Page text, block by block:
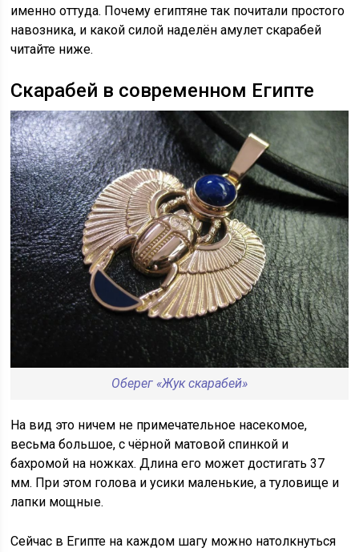
именно оттуда. Почему египтяне так почитали простого
навозника, и какой силой наделён амулет скарабей
читайте ниже.
Скарабей в современном Египте
Оберег «Жук скарабей»
На вид это ничем не примечательное насекомое,
весьма большое, с чёрной матовой спинкой и
бахромой на ножках. Длина его может достигать 37
мм. При этом голова и усики маленькие, а туловище и
лапки мощные.
Сейчас в Египте на каждом шагу можно натолкнуться